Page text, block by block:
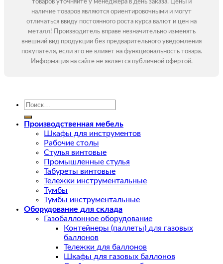
товаров уточняйте у менеджера в день заказа. Цены и
наличие товаров являются ориентировочными и могут
отличаться ввиду постоянного роста курса валют и цен на
металл! Производитель вправе незначительно изменять
внешний вид продукции без предварительного уведомления
покупателя, если это не влияет на функциональность товара.
Информация на сайте не является публичной офертой.
Искать:
Производственная мебель
Шкафы для инструментов
Рабочие столы
Стулья винтовые
Промышленные стулья
Табуреты винтовые
Тележки инструментальные
Тумбы
Тумбы инструментальные
Оборудование для склада
Газобаллонное оборудование
Контейнеры (паллеты) для газовых
баллонов
Тележки для баллонов
Шкафы для газовых баллонов